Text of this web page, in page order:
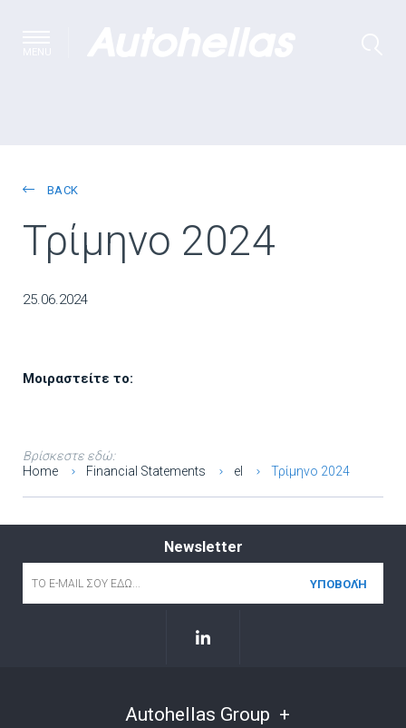
BACK
Τρίμηνο 2024
25.06.2024
Μοιραστείτε το:
Βρίσκεστε εδώ:
Home
Financial Statements el Τρίμηνο 2024
Newsletter
Autohellas Group